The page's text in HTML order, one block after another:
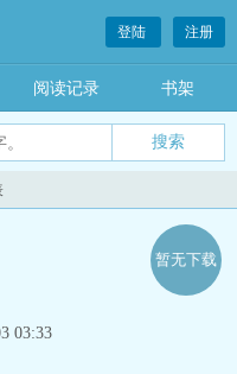
登陆 注册
阅读记录 书架
暂无下载
03:33